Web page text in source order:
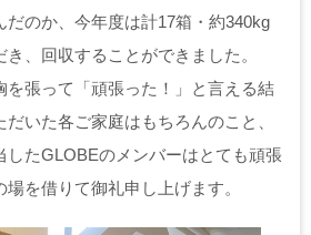
だのか、今年度は計17箱・約340kg
、回収することができました。
を張って「頑張った！」と言える結
いた各ご家庭はもちろんのこと、
したGLOBEのメンバーはとても頑張
を借りて御礼申し上げます。